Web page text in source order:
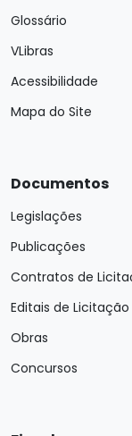
Glossário
VLibras
Acessibilidade
Mapa do Site
Documentos
Legislações
Publicações
Contratos de
Editais de Licitação
Obras
Concursos